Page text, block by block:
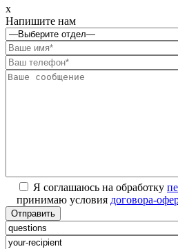
x
Напишите нам
Я соглашаюсь на обработку
принимаю условия договора-